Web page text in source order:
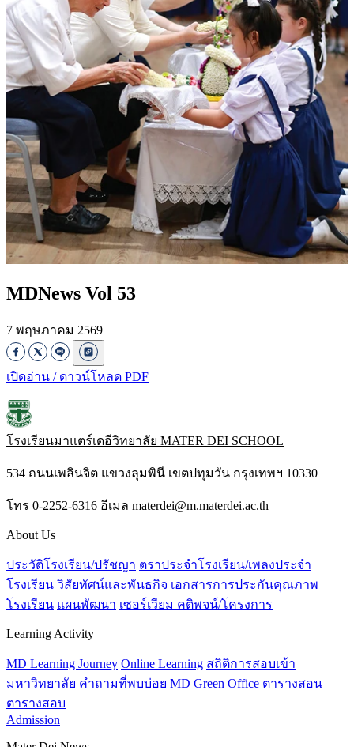
MDNews Vol 53
7 พฤษภาคม 2569
เปิดอ่าน / ดาวน์โหลด PDF
โรงเรียนมาแตร์เดอีวิทยาลัย MATER DEI SCHOOL
534 ถนนเพลินจิต แขวงลุมพินี เขตปทุมวัน กรุงเทพฯ 10330
โทร 0-2252-6316 อีเมล materdei@m.materdei.ac.th
About Us
ประวัติโรงเรียน/ปรัชญา ตราประจำโรงเรียน/เพลงประจำ
โรงเรียน วิสัยทัศน์และพันธกิจ เอกสารการประกันคุณภาพ
โรงเรียน แผนพัฒนา เซอร์เวียม คติพจน์/โครงการ
Learning Activity
MD Learning Journey Online Learning สถิติการสอบเข้า
มหาวิทยาลัย คำถามที่พบบ่อย MD Green Office ตารางสอน
ตารางสอบ
Admission